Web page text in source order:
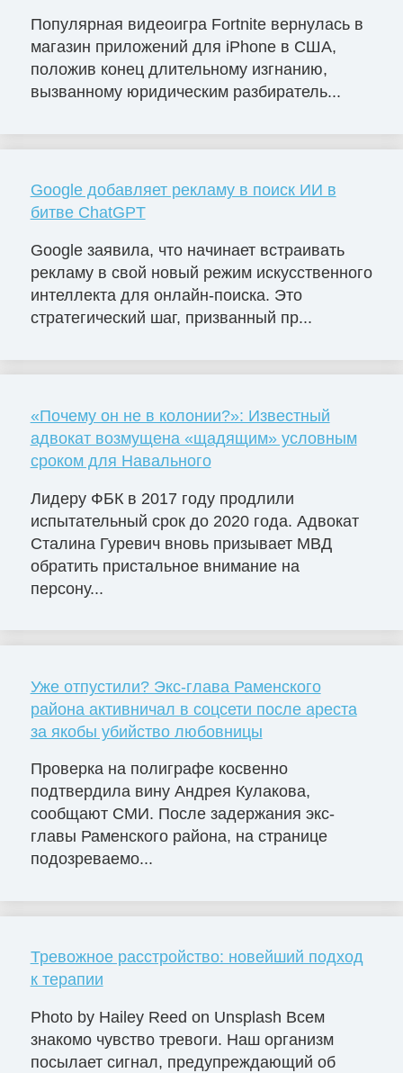
Популярная видеоигра Fortnite вернулась в
магазин приложений для iPhone в США,
положив конец длительному изгнанию,
вызванному юридическим разбиратель...
Google добавляет рекламу в поиск ИИ в
битве ChatGPT
Google заявила, что начинает встраивать
рекламу в свой новый режим искусственного
интеллекта для онлайн-поиска. Это
стратегический шаг, призванный пр...
«Почему он не в колонии?»: Известный
адвокат возмущена «щадящим» условным
сроком для Навального
Лидеру ФБК в 2017 году продлили
испытательный срок до 2020 года. Адвокат
Сталина Гуревич вновь призывает МВД
обратить пристальное внимание на
персону...
Уже отпустили? Экс-глава Раменского
района активничал в соцсети после ареста
за якобы убийство любовницы
Проверка на полиграфе косвенно
подтвердила вину Андрея Кулакова,
сообщают СМИ. После задержания экс-
главы Раменского района, на странице
подозреваемо...
Тревожное расстройство: новейший подход
к терапии
Photo by Hailey Reed on Unsplash Всем
знакомо чувство тревоги. Наш организм
посылает сигнал, предупреждающий об